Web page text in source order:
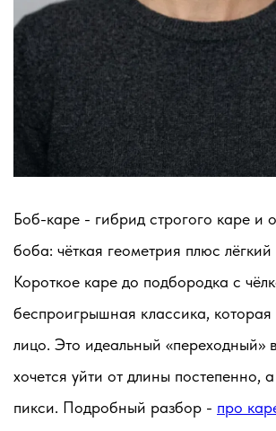
Боб-каре - гибрид строгого каре и
боба: чёткая геометрия плюс
Короткое каре до подбородка с
беспроигрышная классика, которая
лицо. Это идеальный «переходный»
хочется уйти от длины постепенно,
пикси. Подробный разбор - про